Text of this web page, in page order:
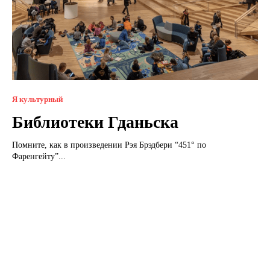
Я культурный
Библиотеки Гданьска
Помните, как в произведении Рэя Брэдбери “451° по
Фаренгейту”...